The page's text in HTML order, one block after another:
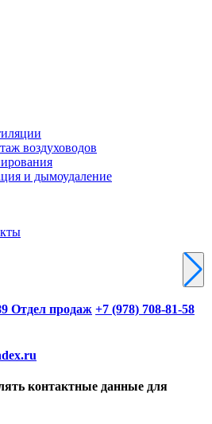
воздуховодов
и дымоудаление
Отдел продаж +7 (978) 708-81-58
контактные данные для